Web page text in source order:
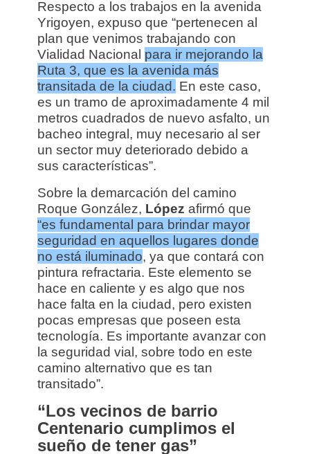
Respecto a los trabajos en la avenida
Yrigoyen, expuso que “pertenecen al
plan que venimos trabajando con
Vialidad Nacional para ir mejorando la
Ruta 3, que es la avenida más
transitada de la ciudad. En este caso,
es un tramo de aproximadamente 4 mil
metros cuadrados de nuevo asfalto, un
bacheo integral, muy necesario al ser
un sector muy deteriorado debido a
sus características”.
Sobre la demarcación del camino
Roque González, López afirmó que
“es fundamental para brindar mayor
seguridad en aquellos lugares donde
no está iluminado, ya que contará con
pintura refractaria. Este elemento se
hace en caliente y es algo que nos
hace falta en la ciudad, pero existen
pocas empresas que poseen esta
tecnología. Es importante avanzar con
la seguridad vial, sobre todo en este
camino alternativo que es tan
transitado”.
“Los vecinos de barrio
Centenario cumplimos el
sueño de tener gas”